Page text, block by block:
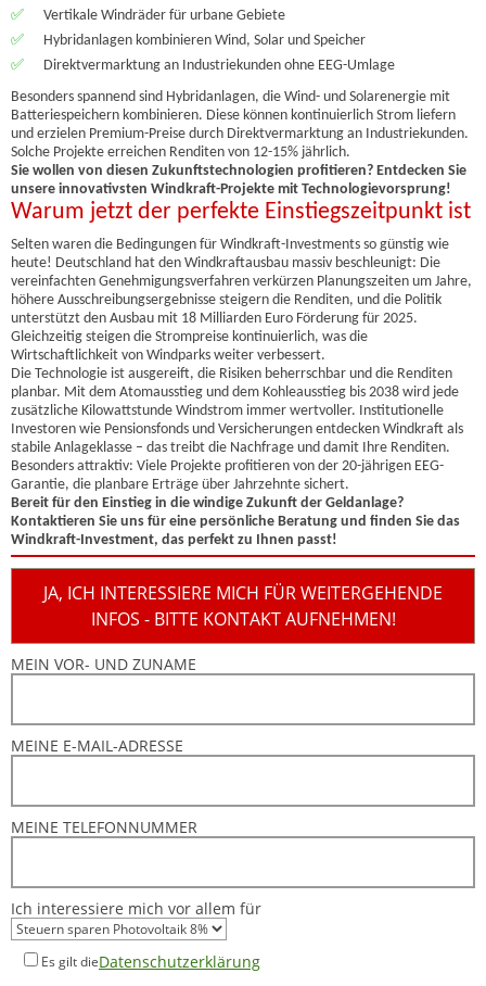
✅
Vertikale Windräder für urbane Gebiete
✅
Hybridanlagen kombinieren Wind, Solar und Speicher
✅
Direktvermarktung an Industriekunden ohne EEG-Umlage
Besonders spannend sind Hybridanlagen, die Wind- und Solarenergie mit
Batteriespeichern kombinieren. Diese können kontinuierlich Strom liefern
und erzielen Premium-Preise durch Direktvermarktung an Industriekunden.
Solche Projekte erreichen Renditen von 12-15% jährlich.
Sie wollen von diesen Zukunftstechnologien profitieren? Entdecken Sie
unsere innovativsten Windkraft-Projekte mit Technologievorsprung!
Warum jetzt der perfekte Einstiegszeitpunkt ist
Selten waren die Bedingungen für Windkraft-Investments so günstig wie
heute! Deutschland hat den Windkraftausbau massiv beschleunigt: Die
vereinfachten Genehmigungsverfahren verkürzen Planungszeiten um Jahre,
höhere Ausschreibungsergebnisse steigern die Renditen, und die Politik
unterstützt den Ausbau mit 18 Milliarden Euro Förderung für 2025.
Gleichzeitig steigen die Strompreise kontinuierlich, was die
Wirtschaftlichkeit von Windparks weiter verbessert.
Die Technologie ist ausgereift, die Risiken beherrschbar und die Renditen
planbar. Mit dem Atomausstieg und dem Kohleausstieg bis 2038 wird jede
zusätzliche Kilowattstunde Windstrom immer wertvoller. Institutionelle
Investoren wie Pensionsfonds und Versicherungen entdecken Windkraft als
stabile Anlageklasse – das treibt die Nachfrage und damit Ihre Renditen.
Besonders attraktiv: Viele Projekte profitieren von der 20-jährigen EEG-
Garantie, die planbare Erträge über Jahrzehnte sichert.
Bereit für den Einstieg in die windige Zukunft der Geldanlage?
Kontaktieren Sie uns für eine persönliche Beratung und finden Sie das
Windkraft-Investment, das perfekt zu Ihnen passt!
JA, ICH INTERESSIERE MICH FÜR WEITERGEHENDE
INFOS - BITTE KONTAKT AUFNEHMEN!
MEIN VOR- UND ZUNAME
MEINE E-MAIL-ADRESSE
MEINE TELEFONNUMMER
Ich interessiere mich vor allem für
Es gilt dieDatenschutzerklärung